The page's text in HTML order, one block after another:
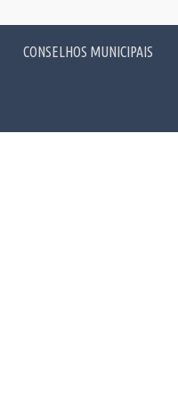
CONSELHOS MUNICIPAIS